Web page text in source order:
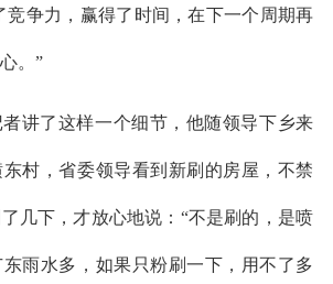
竞争力，赢得了时间，在下一个周期再
。”
讲了这样一个细节，他随领导下乡来
村，省委领导看到新刷的房屋，不禁
了几下，才放心地说：“不是刷的，是喷
雨水多，如果只粉刷一下，用不了多